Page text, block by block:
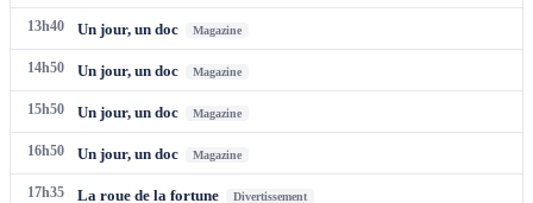
13h40 Un jour, un doc Magazine
14h50 Un jour, un doc Magazine
15h50 Un jour, un doc Magazine
16h50 Un jour, un doc Magazine
17h35 La roue de la fortune Divertissement